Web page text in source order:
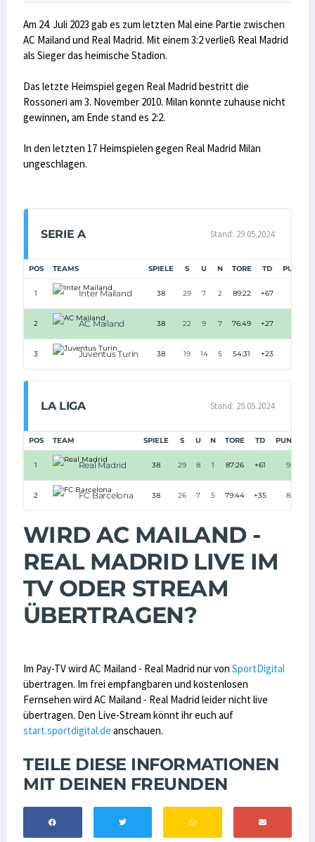
Am 24. Juli 2023 gab es zum letzten Mal eine Partie zwischen
AC Mailand und Real Madrid. Mit einem 3:2 verließ Real Madrid
als Sieger das heimische Stadion.
Das letzte Heimspiel gegen Real Madrid bestritt die
Rossoneri am 3. November 2010. Milan konnte zuhause nicht
gewinnen, am Ende stand es 2:2.
In den letzten 17 Heimspielen gegen Real Madrid Milan
ungeschlagen.
SERIE A Stand: 29.05.2024
POS TEAMS SPIELE S U N TORE TD PUNKTE
1 Inter Mailand 38 29 7 2 89:22 +67
2 AC Mailand 38 22 9 7 76:49 +27
3 Juventus Turin 38 19 14 5 54:31 +23
LA LIGA Stand: 29.05.2024
POS TEAM SPIELE S U N TORE TD PUNKTE
1 Real Madrid 38 29 8 1 87:26 +61 95
2 FC Barcelona 38 26 7 5 79:44 +35 85
WIRD AC MAILAND -
REAL MADRID LIVE IM
TV ODER STREAM
ÜBERTRAGEN?
Im Pay-TV wird AC Mailand - Real Madrid nur von SportDigital
übertragen. Im frei empfangbaren und kostenlosen
Fernsehen wird AC Mailand - Real Madrid leider nicht live
übertragen. Den Live-Stream könnt ihr euch auf
start.sportdigital.de anschauen.
TEILE DIESE INFORMATIONEN
MIT DEINEN FREUNDEN